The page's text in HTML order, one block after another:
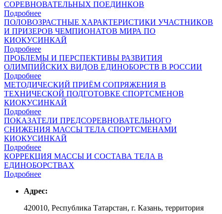
СОРЕВНОВАТЕЛЬНЫХ ПОЕДИНКОВ
Подробнее
ПОЛОВОЗРАСТНЫЕ ХАРАКТЕРИСТИКИ УЧАСТНИКОВ
И ПРИЗЕРОВ ЧЕМПИОНАТОВ МИРА ПО
КИОКУСИНКАЙ
Подробнее
ПРОБЛЕМЫ И ПЕРСПЕКТИВЫ РАЗВИТИЯ
ОЛИМПИЙСКИХ ВИДОВ ЕДИНОБОРСТВ В РОССИИ
Подробнее
МЕТОДИЧЕСКИЙ ПРИЁМ СОПРЯЖЕНИЯ В
ТЕХНИЧЕСКОЙ ПОДГОТОВКЕ СПОРТСМЕНОВ
КИОКУСИНКАЙ
Подробнее
ПОКАЗАТЕЛИ ПРЕДСОРЕВНОВАТЕЛЬНОГО
СНИЖЕНИЯ МАССЫ ТЕЛА СПОРТСМЕНАМИ
КИОКУСИНКАЙ
Подробнее
КОРРЕКЦИЯ МАССЫ И СОСТАВА ТЕЛА В
ЕДИНОБОРСТВАХ
Подробнее
Адрес:
420010, Республика Татарстан, г. Казань, территория